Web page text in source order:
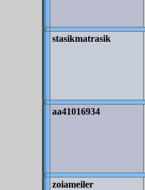
stasikmatrasik
aa41016934
zoiameiler